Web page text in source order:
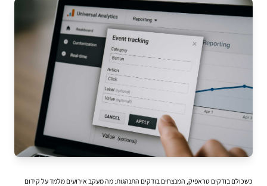
כשכולם בודקים טראפיק, המנצחים בודקים התנהגות: מה מעקב אירועים מלמד על קידום